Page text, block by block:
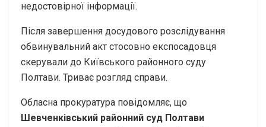
недостовірної інформації.
Після завершення досудового розслідування
обвинувальний акт стосовно експосадовця
скерували до Київського районного суду
Полтави. Триває розгляд справи.
Обласна прокуратура повідомляє, що
Шевченківський районний суд Полтави